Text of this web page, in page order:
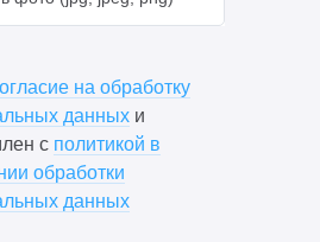
на обработку
данных и
с политикой в
обработки
данных